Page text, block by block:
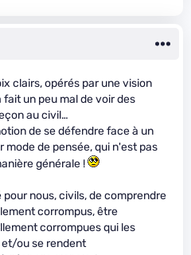
clairs, opérés par une vision
un peu mal de voir des
au civil…
de se défendre face à un
de pensée, qui n'est pas
générale !
nous, civils, de comprendre
corrompus, être
corrompues qui les
ou se rendent